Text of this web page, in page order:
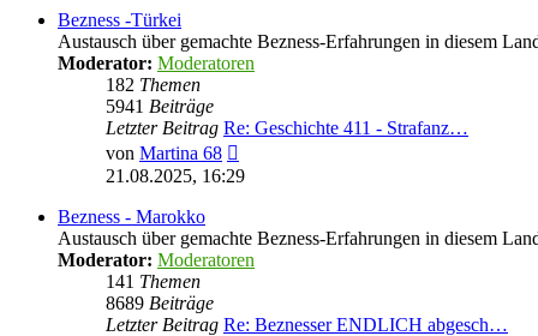
Bezness -Türkei
Austausch über gemachte Bezness-Erfahrungen in diesem
Moderator: Moderatoren
182 Themen
5941 Beiträge
Letzter Beitrag Re: Geschichte 411 - Strafanz…
von Martina 68
Beitrag
21.08.2025, 16:29
Bezness - Marokko
Austausch über gemachte Bezness-Erfahrungen in diesem
Moderator: Moderatoren
141 Themen
8689 Beiträge
Letzter Beitrag Re: Beznesser ENDLICH abgesch…